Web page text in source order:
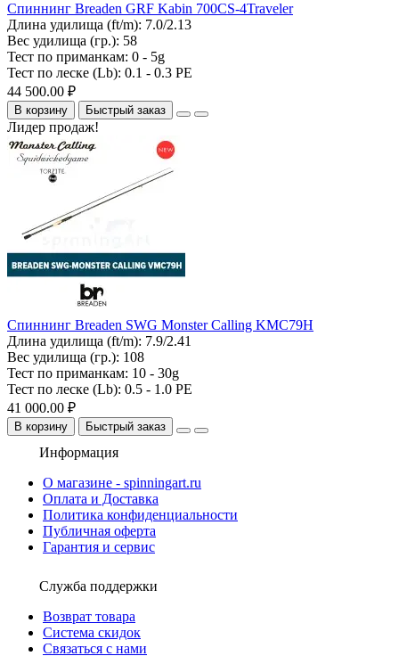
Спиннинг Breaden GRF Kabin 700CS-4Traveler
Длина удилища (ft/m): 7.0/2.13
Вес удилища (гр.): 58
Тест по приманкам: 0 - 5g
Тест по леске (Lb): 0.1 - 0.3 PE
44 500.00 ₽
В корзину Быстрый заказ
Лидер продаж!
Спиннинг Breaden SWG Monster Calling KMC79H
Длина удилища (ft/m): 7.9/2.41
Вес удилища (гр.): 108
Тест по приманкам: 10 - 30g
Тест по леске (Lb): 0.5 - 1.0 PE
41 000.00 ₽
В корзину Быстрый заказ
Информация
О магазине - spinningart.ru
Оплата и Доставка
Политика конфиденциальности
Публичная оферта
Гарантия и сервис
Служба поддержки
Возврат товара
Система скидок
Связаться с нами